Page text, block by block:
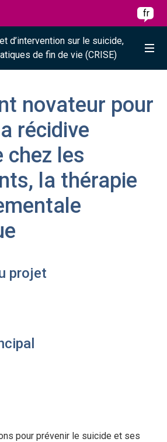
fr
d’intervention sur le suicide,
de fin de vie (CRISE)
novateur pour
récidive
chez les
la thérapie
projet
pour prévenir le suicide et ses